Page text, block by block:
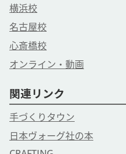
横浜校
名古屋校
心斎橋校
オンライン・動画
関連リンク
手づくりタウン
日本ヴォーグ社の本